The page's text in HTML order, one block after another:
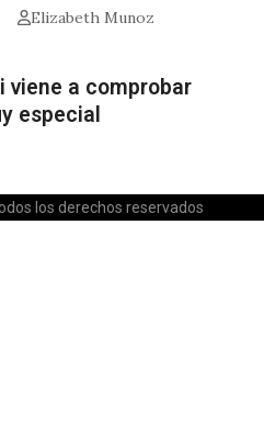
Elizabeth Munoz
viene a comprobar
especial
los derechos reservados